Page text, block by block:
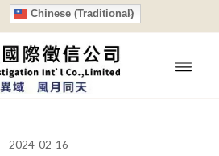
Chinese (Traditional)
2024-02-16